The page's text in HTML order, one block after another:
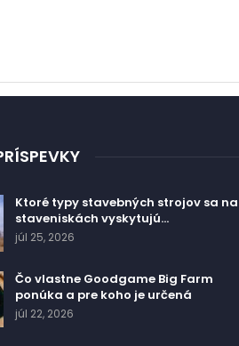
Ktoré typy stavebných strojov sa na
staveniskách vyskytujú…
júl 25, 2026
Čo vlastne Goodgame Big Farm
ponúka a pre koho je určená
júl 22, 2026